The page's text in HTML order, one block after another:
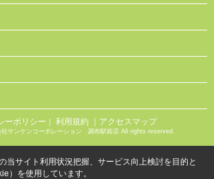
ーポリシー ｜ 利用規約 ｜アクセスマップ
サンケンコーポレーション 調布駅前店 All rights reserved.
当サイト利用状況把握、サービス向上検討を目的と
）を使用しています。